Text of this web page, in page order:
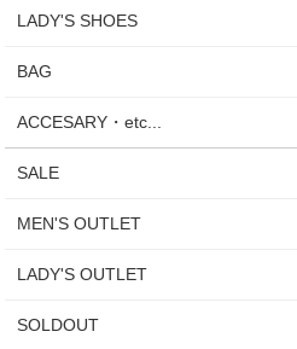
LADY'S SHOES
BAG
ACCESARY・etc...
SALE
MEN'S OUTLET
LADY'S OUTLET
SOLDOUT